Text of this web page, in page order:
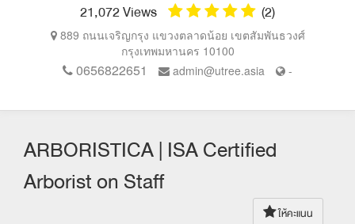
21,072 Views (2)
889 ถนนเจริญกรุง แขวงตลาดน้อย เขตสัมพันธวงศ์
กรุงเทพมหานคร 10100
0656822651 admin@utree.asia -
ARBORISTICA | ISA Certified
Arborist on Staff
ให้คะแนน